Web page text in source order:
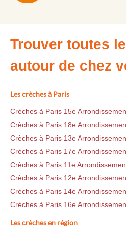
Trouver toutes
autour de chez
Les crèches à Paris
Crèches à Paris 15e
Crèches à Paris 18e
Crèches à Paris 13e
Crèches à Paris 17e
Crèches à Paris 11e
Crèches à Paris 12e
Crèches à Paris 14e
Crèches à Paris 16e
Les crèches en région